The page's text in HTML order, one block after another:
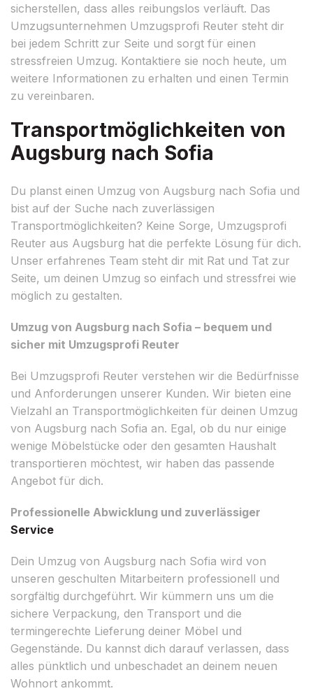
sicherstellen, dass alles reibungslos verläuft. Das
Umzugsunternehmen Umzugsprofi Reuter steht dir
bei jedem Schritt zur Seite und sorgt für einen
stressfreien Umzug. Kontaktiere sie noch heute, um
weitere Informationen zu erhalten und einen Termin
zu vereinbaren.
Transportmöglichkeiten von
Augsburg nach Sofia
Du planst einen Umzug von Augsburg nach Sofia und
bist auf der Suche nach zuverlässigen
Transportmöglichkeiten? Keine Sorge, Umzugsprofi
Reuter aus Augsburg hat die perfekte Lösung für dich.
Unser erfahrenes Team steht dir mit Rat und Tat zur
Seite, um deinen Umzug so einfach und stressfrei wie
möglich zu gestalten.
Umzug von Augsburg nach Sofia – bequem und
sicher mit Umzugsprofi Reuter
Bei Umzugsprofi Reuter verstehen wir die Bedürfnisse
und Anforderungen unserer Kunden. Wir bieten eine
Vielzahl an Transportmöglichkeiten für deinen Umzug
von Augsburg nach Sofia an. Egal, ob du nur einige
wenige Möbelstücke oder den gesamten Haushalt
transportieren möchtest, wir haben das passende
Angebot für dich.
Professionelle Abwicklung und zuverlässiger
Service
Dein Umzug von Augsburg nach Sofia wird von
unseren geschulten Mitarbeitern professionell und
sorgfältig durchgeführt. Wir kümmern uns um die
sichere Verpackung, den Transport und die
termingerechte Lieferung deiner Möbel und
Gegenstände. Du kannst dich darauf verlassen, dass
alles pünktlich und unbeschadet an deinem neuen
Wohnort ankommt.